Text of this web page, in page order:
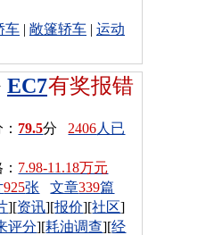
车 | 敞篷轿车 | 运动
有奖报错
EC7
79.5分 2406人已
7.98-11.18万元
925张 文章339篇
][资讯][报价][社区]
评分][耗油调查][经